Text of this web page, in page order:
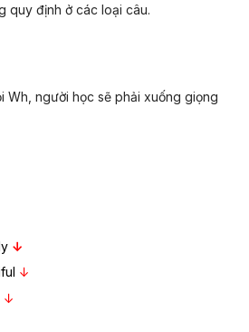
quy định ở các loại câu.
Wh, người học sẽ phải xuống giọng
↓
↓
↓